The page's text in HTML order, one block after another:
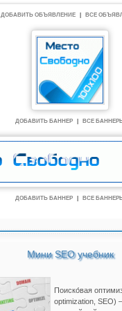
ДОБАВИТЬ ОБЪЯВЛЕНИЕ ВСЕ
ДОБАВИТЬ БАННЕР ВСЕ
ДОБАВИТЬ БАННЕР ВСЕ
Мини SEO учебник
Поиско́вая
optimization, SEO)